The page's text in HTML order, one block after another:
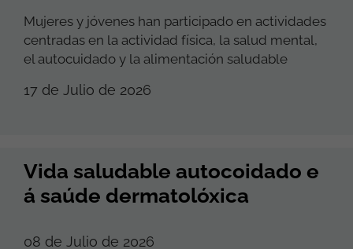
Mujeres y jóvenes han participado en actividades
centradas en la actividad física, la salud mental,
el autocuidado y la alimentación saludable
17 de Julio de 2026
Vida saludable autocoidado e
á saúde dermatolóxica
08 de Julio de 2026